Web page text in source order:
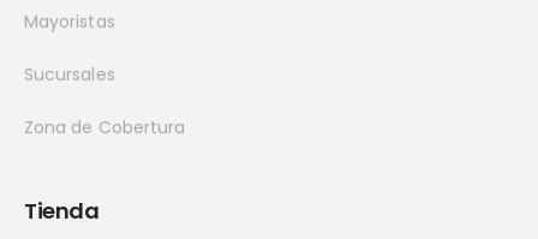
Mayoristas
Sucursales
Zona de Cobertura
Tienda